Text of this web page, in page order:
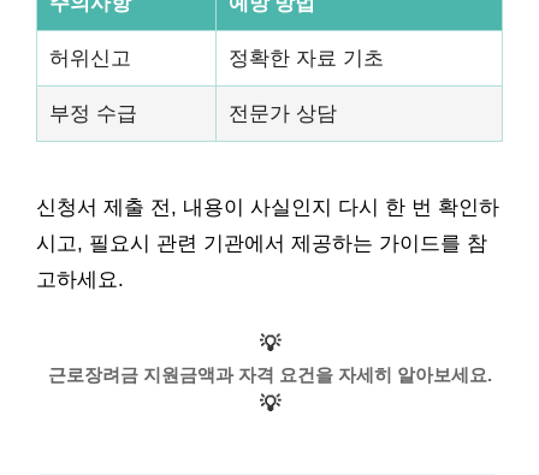
허위신고 정확한 자료 기초
부정 수급 전문가 상담
신청서 제출 전, 내용이 사실인지 다시 한 번 확인하
시고, 필요시 관련 기관에서 제공하는 가이드를 참
고하세요.
💡
근로장려금 지원금액과 자격 요건을 자세히 알아보세요.
💡